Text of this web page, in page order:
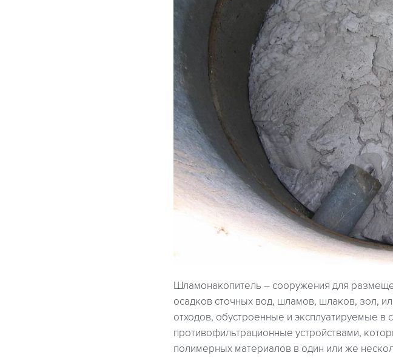
Шламонакопитель – сооружения для
осадков сточных вод, шламов, шлаков, зол,
отходов, обустроенные и эксплуатируемые в
противофильтрационные устройствами,
полимерных материалов в один или же